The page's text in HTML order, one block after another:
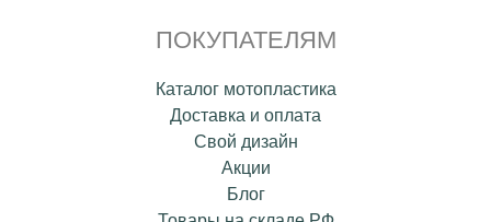
ПОКУПАТЕЛЯМ
Каталог мотопластика
Доставка и оплата
Свой дизайн
Акции
Блог